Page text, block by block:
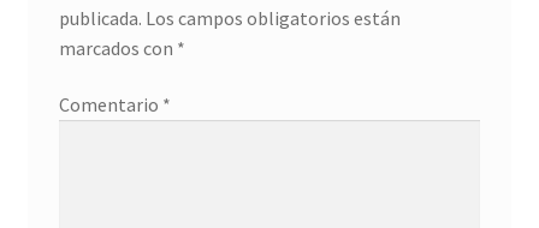
Detalles ceremonia, regalo publicitario, promocional
¿Quiénes somos?
publicada. Los campos obligatorios están
marcados con *
Comentario *